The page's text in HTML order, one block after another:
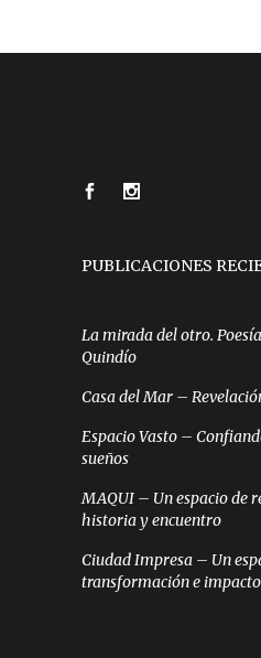
PUBLICACIONES
La mirada del otro.
Quindío
Casa del Mar –
Espacio Vasto –
sueños
MAQUI – Un espacio de
historia y encuentro
Ciudad Impresa – Un
transformación e